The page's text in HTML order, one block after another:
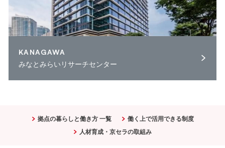
KANAGAWA
みなとみらいリサーチセンター
拠点の暮らしと働き方 一覧
働く上で活用できる制度
人材育成・京セラの取組み